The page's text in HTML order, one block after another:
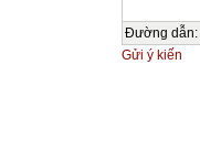
Đường dẫn:
Gửi ý kiến